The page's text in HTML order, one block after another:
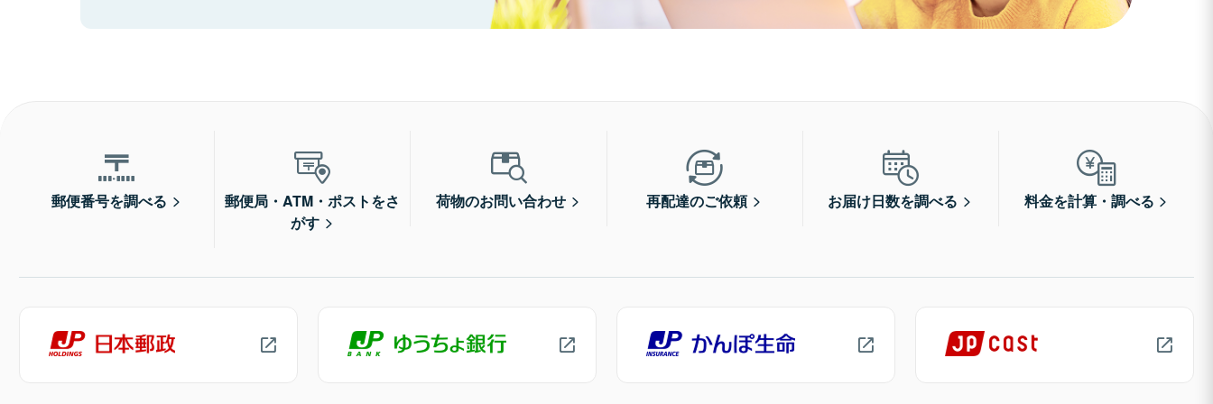
郵便番号を調べる
郵便局・ATM・ポストをさ
がす
荷物のお問い合わせ 再配達のご依頼 お届け日数を調べる 料金を計算・調べる